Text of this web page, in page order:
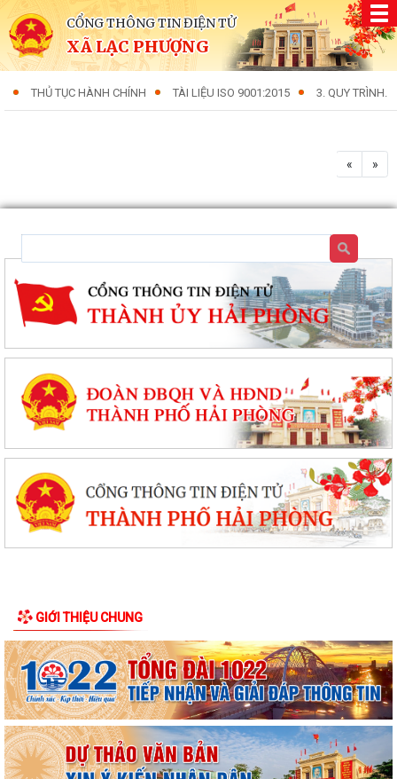
CỔNG THÔNG TIN ĐIỆN TỬ
XÃ LẠC PHƯỢNG
THỦ TỤC HÀNH CHÍNH TÀI LIỆU ISO 9001:2015 3. QUY TRÌNH.
« »
GIỚI THIỆU CHUNG